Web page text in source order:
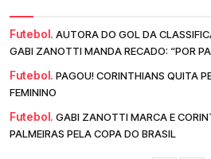
Futebol. AUTORA DO GOL DA
GABI ZANOTTI MANDA RECADO: “POR
Futebol. PAGOU! CORINTHIANS QUITA
FEMININO
Futebol. GABI ZANOTTI MARCA E
PALMEIRAS PELA COPA DO BRASIL